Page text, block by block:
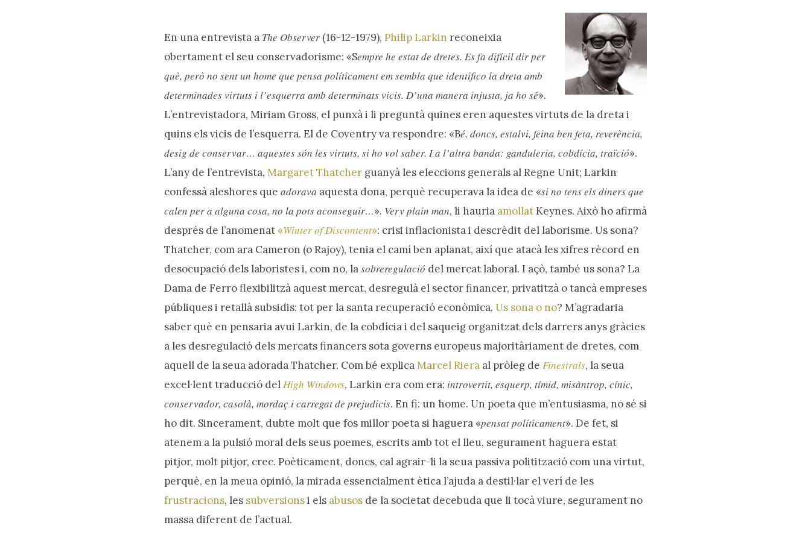
Prem intro o ESC per tancar
En una entrevista a The Observer (16-12-1979), Philip Larkin reconeixia
obertament el seu conservadorisme: «Sempre he estat de dretes. Es fa difícil dir per
què, però no sent un home que pensa políticament em sembla que identifico la dreta amb
determinades virtuts i l’esquerra amb determinats vicis. D’una manera injusta, ja ho sé».
L’entrevistadora, Miriam Gross, el punxà i li preguntà quines eren aquestes virtuts de la dreta i
quins els vicis de l’esquerra. El de Coventry va respondre: «Bé, doncs, estalvi, feina ben feta, reverència,
desig de conservar… aquestes són les virtuts, si ho vol saber. I a l’altra banda: ganduleria, cobdícia, traïció».
L’any de l’entrevista, Margaret Thatcher guanyà les eleccions generals al Regne Unit; Larkin
confessà aleshores que adorava aquesta dona, perquè recuperava la idea de «si no tens els diners que
calen per a alguna cosa, no la pots aconseguir…». Very plain man, li hauria amollatKeynes. Això ho afirmà
després de l’anomenat«Winter of Discontent»: crisi inflacionista i descrèdit del laborisme. Us sona?
Thatcher, com ara Cameron (o Rajoy), tenia el camí ben aplanat, així que atacà les xifres rècord en
desocupació dels laboristes i, com no, lasobreregulació del mercat laboral. I açò, també us sona? La
Dama de Ferro flexibilitzà aquest mercat, desregulà el sector financer, privatitzà o tancà empreses
públiques i retallà subsidis: tot per la santa recuperació econòmica. Us sona o no? M’agradaria
saber què en pensaria avui Larkin, de la cobdícia i del saqueig organitzat dels darrers anys gràcies
a les desregulació dels mercats financers sota governs europeus majoritàriament de dretes, com
aquell de la seua adorada Thatcher. Com bé explicaMarcel Riera al pròleg de Finestrals, la seua
excel·lent traducció delHigh Windows, Larkin era com era: introvertit, esquerp, tímid, misàntrop, cínic,
conservador, casolà, mordaç i carregat de prejudicis. En fi: un home. Un poeta que m’entusiasma, no sé si
ho dit. Sincerament, dubte molt que fos millor poeta si haguera «pensat políticament». De fet, si
atenem a la pulsió moral dels seus poemes, escrits amb tot el lleu, segurament haguera estat
pitjor, molt pitjor, crec. Poèticament, doncs, cal agrair-li la seua passiva politització com una virtut,
perquè, en la meua opinió, la mirada essencialment ètica l’ajuda a destil·lar el verí de les
frustracions, les subversionsi els abusos de la societat decebuda que li tocà viure, segurament no
massa diferent de l’actual.